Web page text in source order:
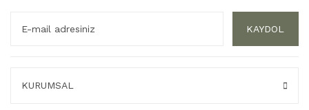
KAYDOL
KURUMSAL